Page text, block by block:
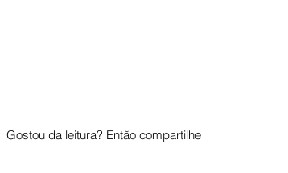
Gostou da leitura? Então compartilhe